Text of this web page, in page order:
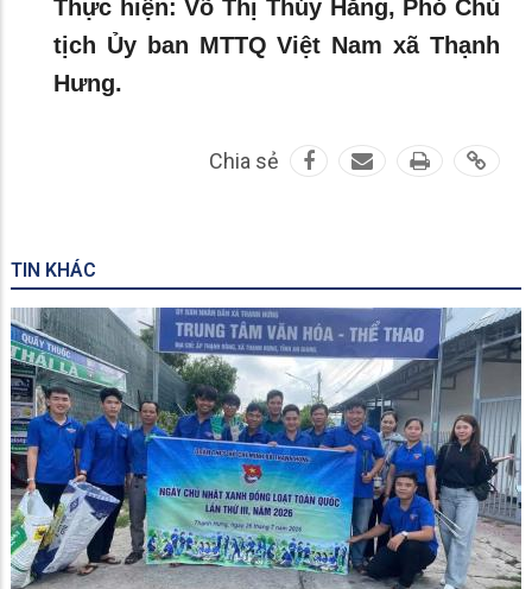
Thực hiện: Võ Thị Thúy Hằng, Phó Chủ
tịch Ủy ban MTTQ Việt Nam xã Thạnh
Hưng.
Chia sẻ
TIN KHÁC